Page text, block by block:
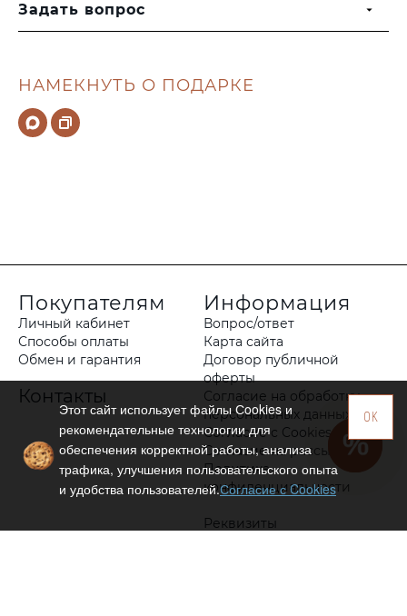
НАМЕКНУТЬ О ПОДАРКЕ
Задать вопрос
Покупателям
Личный кабинет
Способы оплаты
Обмен и гарантия
Контакты
Информация
Вопрос/ответ
Карта сайта
Договор публичной
оферты
Согласие на обработку
персональных данных
Согласие с Cookies
Согласие на рассылку
Политика
конфиденциальности
Реквизиты
OK
Этот сайт использует файлы Сookies и
рекомендательные технологии для
обеспечения корректной работы, анализа
трафика, улучшения пользовательского опыта
и удобства пользователей.Согласие с Cookies